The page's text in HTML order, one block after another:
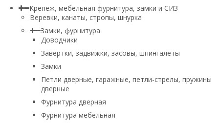
Крепеж, мебельная фурнитура, замки и СИЗ
Веревки, канаты, стропы, шнурка
Замки, фурнитура
Доводчики
Завертки, задвижки, засовы, шпингалеты
Замки
Петли дверные, гаражные, петли-стрелы, пружины
дверные
Фурнитура дверная
Фурнитура мебельная